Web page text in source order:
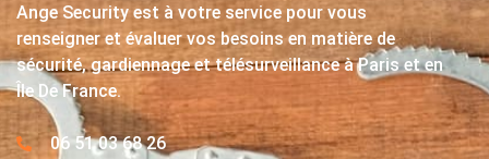
Ange Security est à votre service pour vous
renseigner et évaluer vos besoins en matière de
sécurité, gardiennage et télésurveillance à Paris et en
Île De France.
06 51 03 68 26